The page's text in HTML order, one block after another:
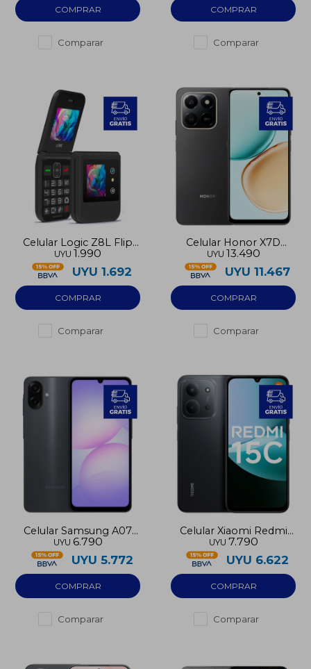
Comparar Comparar
Celular Logic Z8L Flip
LTE
UYU 1.990
UYU 1.692
Comparar
Celular Honor X7D
256GB LTE
UYU 13.490
UYU 11.467
Comparar
Celular Samsung A07
64GB
UYU 6.790
UYU 5.772
Comparar
Celular Xiaomi Redmi
15C 128GB
UYU 7.790
UYU 6.622
Comparar